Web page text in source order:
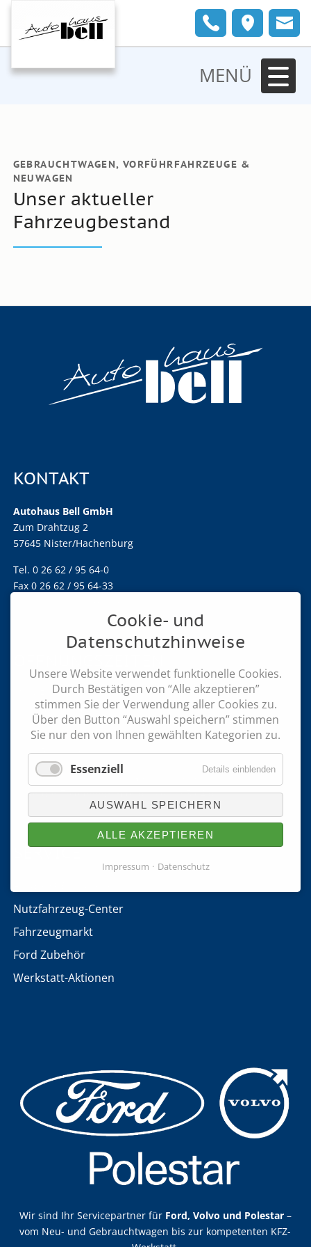
MENÜ
GEBRAUCHTWAGEN, VORFÜHRFAHRZEUGE &
NEUWAGEN
Unser aktueller
Fahrzeugbestand
KONTAKT
Autohaus Bell GmbH
Zum Drahtzug 2
57645 Nister/Hachenburg
Tel. 0 26 62 / 95 64-0
Fax 0 26 62 / 95 64-33
Mo. - Fr.: 7.00 bis 18.00 Uhr
Sa.: 7.30 bis 13.00 Uhr
Showroom (So.): 14.00 bis 17.00 Uhr
keine Beratung und Verkauf
Notdienst außerhalb der Geschäftszeiten
unter der Telefonnummer 0 26 62 / 95 64 0
SERVICE
Nutzfahrzeug-Center
Fahrzeugmarkt
Ford Zubehör
Werkstatt-Aktionen
Wir sind Ihr Servicepartner für Ford, Volvo und Polestar –
vom Neu- und Gebrauchtwagen bis zur kompetenten KFZ-
Cookie- und
Datenschutzhinweise
Unsere Website verwendet funktionelle Cookies.
Durch Bestätigen von “Alle akzeptieren”
stimmen Sie der Verwendung aller Cookies zu.
Über den Button “Auswahl speichern” stimmen
Sie nur den von Ihnen gewählten Kategorien zu.
Essenziell Details einblenden
AUSWAHL SPEICHERN
ALLE AKZEPTIEREN
Impressum Datenschutz